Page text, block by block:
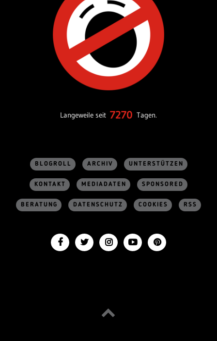
Langeweile seit 7270 Tagen.
BLOGROLL ARCHIV UNTERSTÜTZEN
KONTAKT MEDIADATEN SPONSORED
BERATUNG DATENSCHUTZ COOKIES RSS